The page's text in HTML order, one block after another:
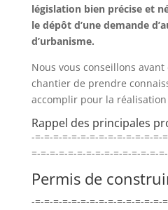
législation bien précise et
le dépôt d’une demande
d’urbanisme.
Nous vous conseillons
chantier de prendre
accomplir pour la
Rappel des principales
-=-=-=-=-=-=-=-=-=-=-=-=-=-=-
=-=-=-=-=-=-=-=-=-=-=-=-=-=-
Permis de
-=-=-=-=-=-=-=-=-=-=-=-=-=-=-